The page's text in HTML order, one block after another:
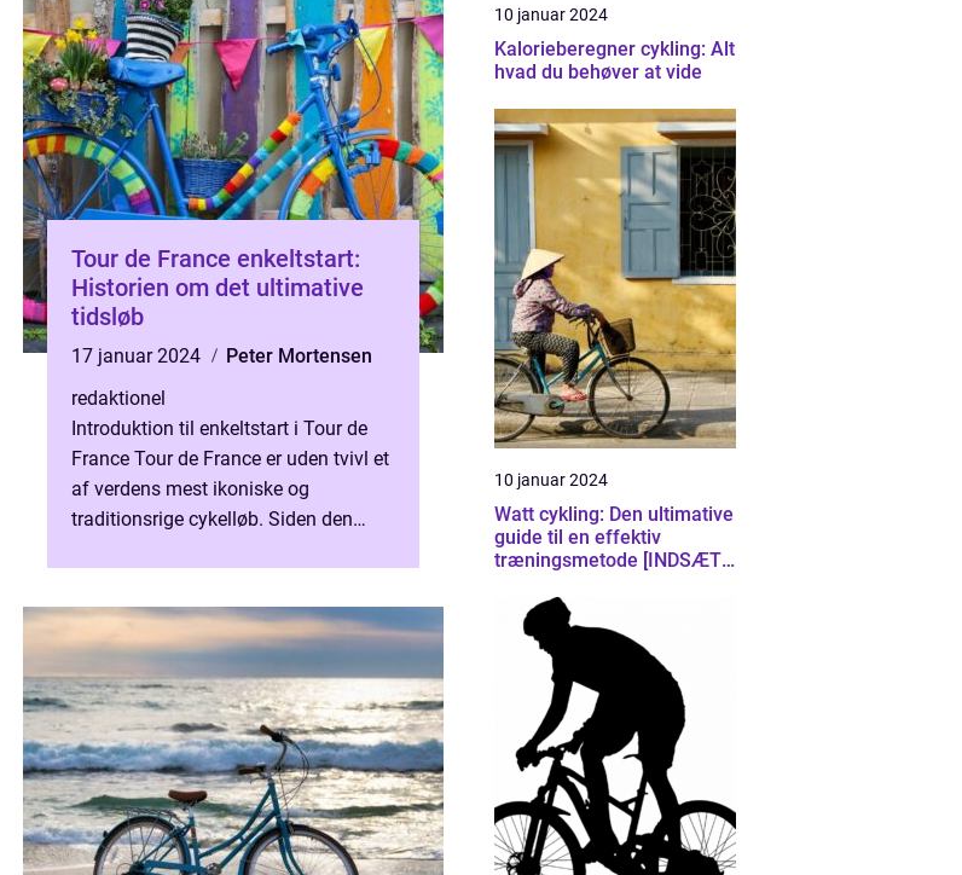
Tour de France enkeltstart:
Historien om det ultimative
tidsløb
17 januar 2024
Peter Mortensen
redaktionel
Introduktion til enkeltstart i Tour de
France Tour de France er uden tvivl et
af verdens mest ikoniske og
traditionsrige cykelløb. Siden den
10 januar 2024
Kalorieberegner cykling: Alt
hvad du behøver at vide
10 januar 2024
Watt cykling: Den ultimative
guide til en effektiv
træningsmetode [INDSÆT